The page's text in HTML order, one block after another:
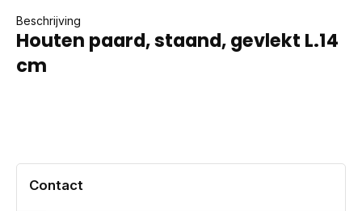
Beschrijving
Houten paard, staand, gevlekt L.14
cm
Contact